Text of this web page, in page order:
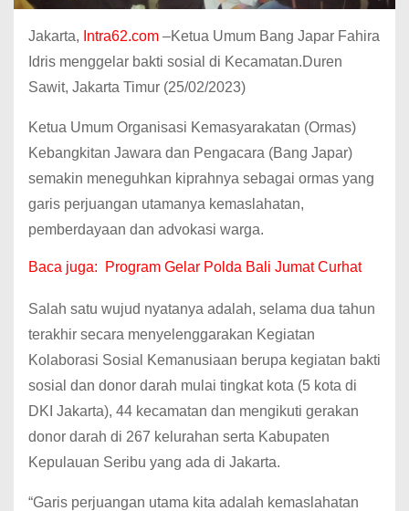
Jakarta, Intra62.com –Ketua Umum Bang Japar Fahira
Idris menggelar bakti sosial di Kecamatan.Duren
Sawit, Jakarta Timur (25/02/2023)
Ketua Umum Organisasi Kemasyarakatan (Ormas)
Kebangkitan Jawara dan Pengacara (Bang Japar)
semakin meneguhkan kiprahnya sebagai ormas yang
garis perjuangan utamanya kemaslahatan,
pemberdayaan dan advokasi warga.
Baca juga: Program Gelar Polda Bali Jumat Curhat
Salah satu wujud nyatanya adalah, selama dua tahun
terakhir secara menyelenggarakan Kegiatan
Kolaborasi Sosial Kemanusiaan berupa kegiatan bakti
sosial dan donor darah mulai tingkat kota (5 kota di
DKI Jakarta), 44 kecamatan dan mengikuti gerakan
donor darah di 267 kelurahan serta Kabupaten
Kepulauan Seribu yang ada di Jakarta.
“Garis perjuangan utama kita adalah kemaslahatan